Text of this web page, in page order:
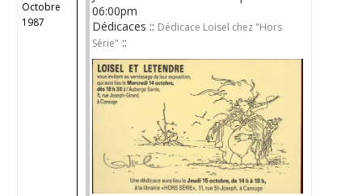
Octobre
1987
06:00pm
Dédicaces :: Dédicace Loisel chez "Hors
Série" ::